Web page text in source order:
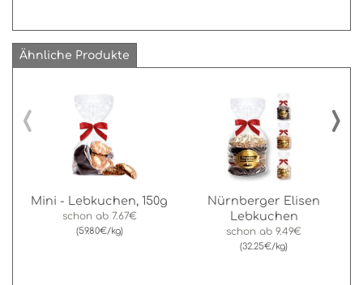
Ähnliche Produkte
Mini - Lebkuchen, 150g
schon ab 7.67€
(59.80€/kg)
Nürnberger Elisen
Lebkuchen
schon ab 9.49€
(32.25€/kg)
‹ ›